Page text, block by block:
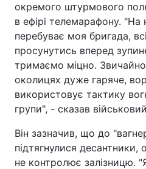
Економіка
Спорт
Техно і зв'язок
Зброя
Цікавинки
окремого штурмового
в ефірі телемарафону.
перебуває моя бригада,
просунутись вперед
тримаємо міцно.
околицях дуже гаряче,
використовує тактику
групи", - сказав
Він зазначив, що до
підтягнулися
не контролює залізницю.